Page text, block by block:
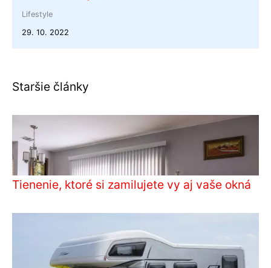
Lifestyle
29. 10. 2022
Staršie články
Tienenie, ktoré si zamilujete vy aj vaše okná